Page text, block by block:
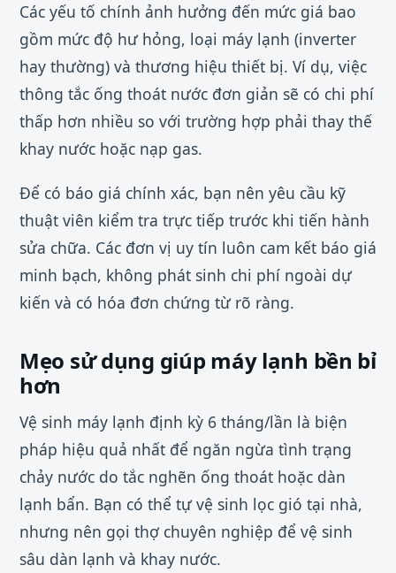
Các yếu tố chính ảnh hưởng đến mức giá bao
gồm mức độ hư hỏng, loại máy lạnh (inverter
hay thường) và thương hiệu thiết bị. Ví dụ, việc
thông tắc ống thoát nước đơn giản sẽ có chi phí
thấp hơn nhiều so với trường hợp phải thay thế
khay nước hoặc nạp gas.
Để có báo giá chính xác, bạn nên yêu cầu kỹ
thuật viên kiểm tra trực tiếp trước khi tiến hành
sửa chữa. Các đơn vị uy tín luôn cam kết báo giá
minh bạch, không phát sinh chi phí ngoài dự
kiến và có hóa đơn chứng từ rõ ràng.
Mẹo sử dụng giúp máy lạnh bền bỉ
hơn
Vệ sinh máy lạnh định kỳ 6 tháng/lần là biện
pháp hiệu quả nhất để ngăn ngừa tình trạng
chảy nước do tắc nghẽn ống thoát hoặc dàn
lạnh bẩn. Bạn có thể tự vệ sinh lọc gió tại nhà,
nhưng nên gọi thợ chuyên nghiệp để vệ sinh
sâu dàn lạnh và khay nước.